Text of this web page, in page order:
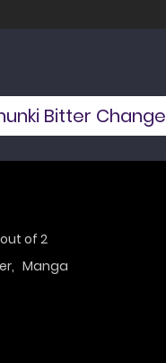
Bitter Change
out of 2
, Manga